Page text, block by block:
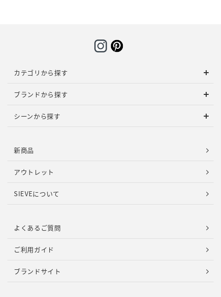
カテゴリから探す
ブランドから探す
シーンから探す
新商品
アウトレット
SIEVEについて
よくあるご質問
ご利用ガイド
ブランドサイト